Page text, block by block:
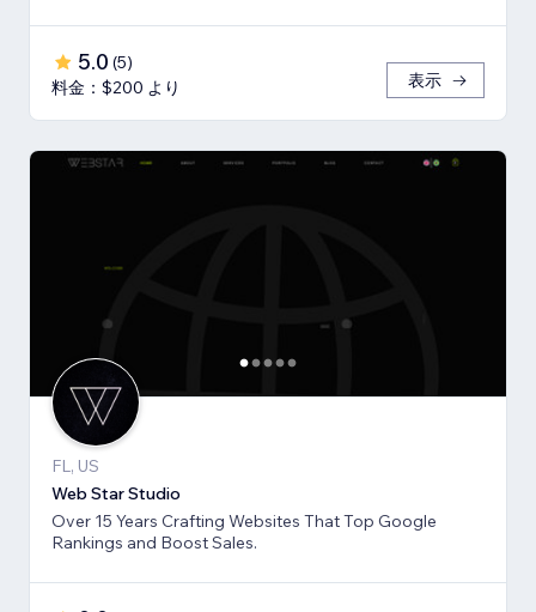
5.0 (5)
料金：$200 より
表示
FL, US
Web Star Studio
Over 15 Years Crafting Websites That Top Google
Rankings and Boost Sales.